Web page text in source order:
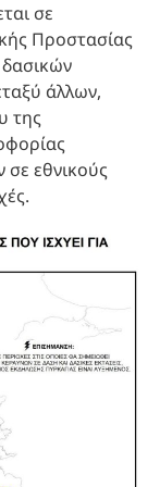
σε
Προστασίας
άλλων,
της
εθνικούς